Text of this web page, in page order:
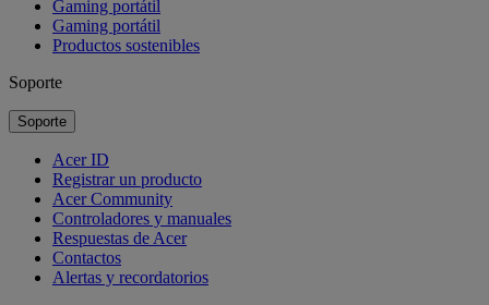
Gaming portátil
Gaming portátil
Productos sostenibles
Soporte
Soporte
Acer ID
Registrar un producto
Acer Community
Controladores y manuales
Respuestas de Acer
Contactos
Alertas y recordatorios